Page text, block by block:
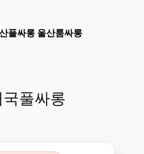
풀싸롱 울산룸싸롱
풀싸롱